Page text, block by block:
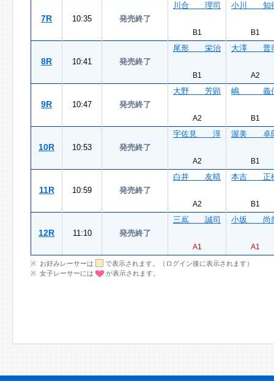
7R 10:35 発売終了
川合 理司
B1
小川 知
B1
8R 10:41 発売終了
尾形 栄治
B1
大澤 普
A2
9R 10:47 発売終了
大野 芳顕
A2
嶋 義
B1
10R 10:53 発売終了
宇佐見 淳
A2
渥美 卓
B1
11R 10:59 発売終了
白井 友晴
A2
本吉 正
B1
12R 11:10 発売終了
三嶌 誠司
A1
小坂 尚
A1
お好みレーサーは
で表示されます。（ログイン後に表示されます）
女子レーサーには
が表示されます。